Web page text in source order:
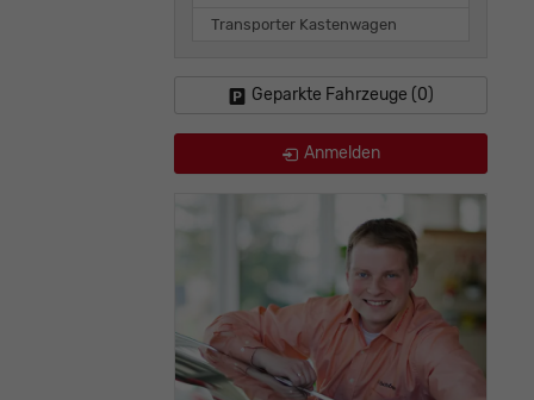
Transporter Kastenwagen
Geparkte Fahrzeuge (0)
Anmelden